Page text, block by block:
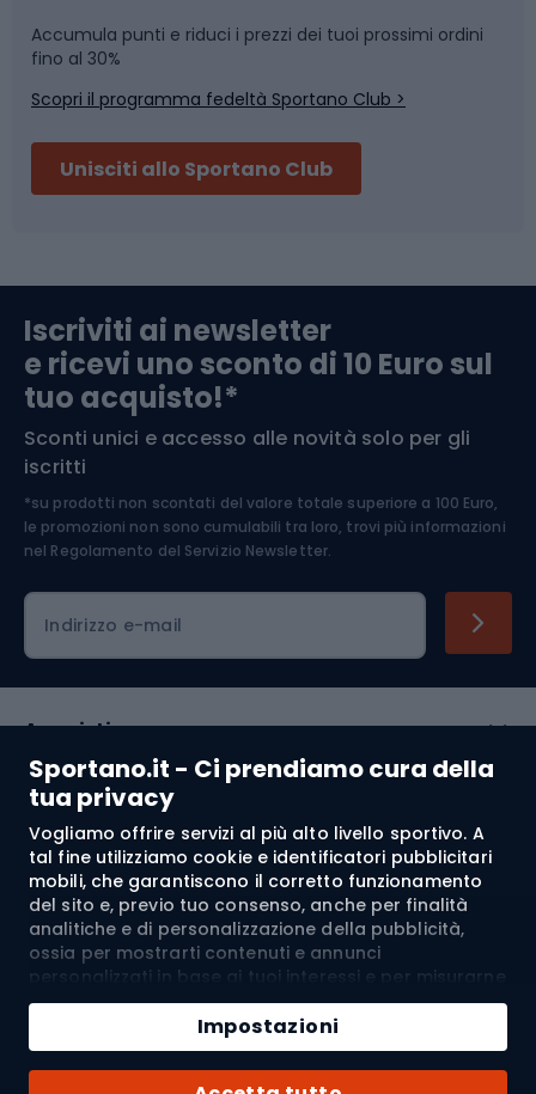
Sportano.it - Ci prendiamo cura della
tua privacy
Vogliamo offrire servizi al più alto livello sportivo. A
tal fine utilizziamo cookie e identificatori pubblicitari
mobili, che garantiscono il corretto funzionamento
del sito e, previo tuo consenso, anche per finalità
analitiche e di personalizzazione della pubblicità,
ossia per mostrarti contenuti e annunci
personalizzati in base ai tuoi interessi e per misurarne
l’efficacia. I cookie e gli identificatori pubblicitari
mobili possono essere utilizzati sia per attività
pubblicitarie personalizzate sia non personalizzate, a
seconda dei consensi da te espressi. Se clicchi su
Impostazioni
Quantità
Aggiungi al carrello
Acquista con
Skitouring
Abbigliamento da escursionismo
Pattinaggio
Componenti per biciclette
Arrampicata
Medicina dello sport
Abbigliamento ciclistico
Accumula punti e riduci i prezzi dei tuoi prossimi ordini
fino al 30%
Scopri il programma fedeltà Sportano Club >
Unisciti allo Sportano Club
Iscriviti ai newsletter
e ricevi uno sconto di 10 Euro sul
tuo acquisto!*
Sconti unici e accesso alle novità solo per gli
iscritti
*su prodotti non scontati del valore totale superiore a 100 Euro,
le promozioni non sono cumulabili tra loro, trovi più informazioni
nel Regolamento del Servizio Newsletter.
Indirizzo e-mail
Acquisti
Servizio clienti
Regolamento
Chi siamo
© 2026 Sportano